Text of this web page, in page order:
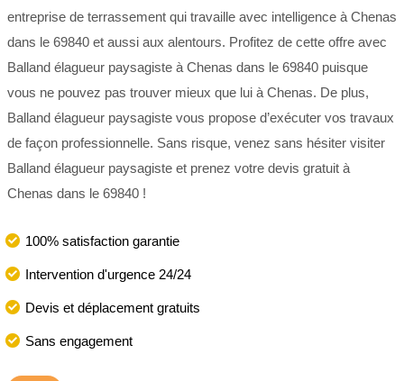
entreprise de terrassement qui travaille avec intelligence à Chenas
dans le 69840 et aussi aux alentours. Profitez de cette offre avec
Balland élagueur paysagiste à Chenas dans le 69840 puisque
vous ne pouvez pas trouver mieux que lui à Chenas. De plus,
Balland élagueur paysagiste vous propose d’exécuter vos travaux
de façon professionnelle. Sans risque, venez sans hésiter visiter
Balland élagueur paysagiste et prenez votre devis gratuit à
Chenas dans le 69840 !
100% satisfaction garantie
Intervention d'urgence 24/24
Devis et déplacement gratuits
Sans engagement